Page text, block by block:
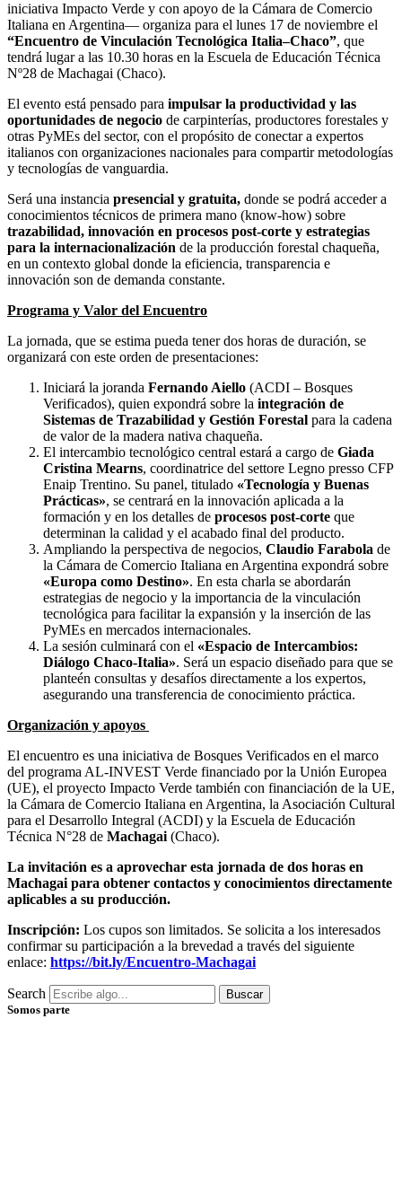
iniciativa Impacto Verde y con apoyo de la Cámara de Comercio
Italiana en Argentina— organiza para el lunes 17 de noviembre el
“Encuentro de Vinculación Tecnológica Italia–Chaco”, que
tendrá lugar a las 10.30 horas en la Escuela de Educación Técnica
Nº28 de Machagai (Chaco).
El evento está pensado para impulsar la productividad y las
oportunidades de negocio de carpinterías, productores forestales y
otras PyMEs del sector, con el propósito de conectar a expertos
italianos con organizaciones nacionales para compartir metodologías
y tecnologías de vanguardia.
Será una instancia presencial y gratuita, donde se podrá acceder a
conocimientos técnicos de primera mano (know-how) sobre
trazabilidad, innovación en procesos post-corte y estrategias
para la internacionalización de la producción forestal chaqueña,
en un contexto global donde la eficiencia, transparencia e
innovación son de demanda constante.
Programa y Valor del Encuentro
La jornada, que se estima pueda tener dos horas de duración, se
organizará con este orden de presentaciones:
Iniciará la joranda Fernando Aiello (ACDI – Bosques
Verificados), quien expondrá sobre la integración de
Sistemas de Trazabilidad y Gestión Forestal para la cadena
de valor de la madera nativa chaqueña.
El intercambio tecnológico central estará a cargo de Giada
Cristina Mearns, coordinatrice del settore Legno presso CFP
Enaip Trentino. Su panel, titulado «Tecnología y Buenas
Prácticas», se centrará en la innovación aplicada a la
formación y en los detalles de procesos post-corte que
determinan la calidad y el acabado final del producto.
Ampliando la perspectiva de negocios, Claudio Farabola de
la Cámara de Comercio Italiana en Argentina expondrá sobre
«Europa como Destino». En esta charla se abordarán
estrategias de negocio y la importancia de la vinculación
tecnológica para facilitar la expansión y la inserción de las
PyMEs en mercados internacionales.
La sesión culminará con el «Espacio de Intercambios:
Diálogo Chaco-Italia». Será un espacio diseñado para que se
planteén consultas y desafíos directamente a los expertos,
asegurando una transferencia de conocimiento práctica.
Organización y apoyos
El encuentro es una iniciativa de Bosques Verificados en el marco
del programa AL-INVEST Verde financiado por la Unión Europea
(UE), el proyecto Impacto Verde también con financiación de la UE,
la Cámara de Comercio Italiana en Argentina, la Asociación Cultural
para el Desarrollo Integral (ACDI) y la Escuela de Educación
Técnica N°28 de Machagai (Chaco).
La invitación es a aprovechar esta jornada de dos horas en
Machagai para obtener contactos y conocimientos directamente
aplicables a su producción.
Inscripción: Los cupos son limitados. Se solicita a los interesados
confirmar su participación a la brevedad a través del siguiente
enlace: https://bit.ly/Encuentro-Machagai
Search
Buscar
Somos parte